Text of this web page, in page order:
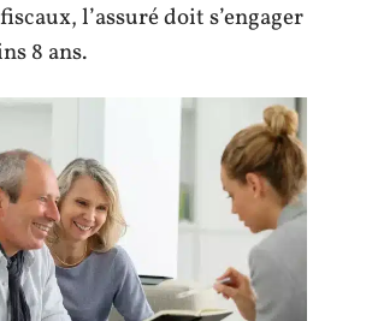
l’assuré doit s’engager
8 ans.